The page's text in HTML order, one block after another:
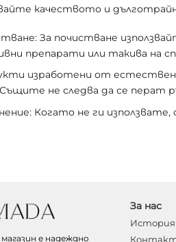
качеството и
За почистване
препарати или такива
изработени от
не следва да се перат
Когато не ги
е надеждно
За нас
История